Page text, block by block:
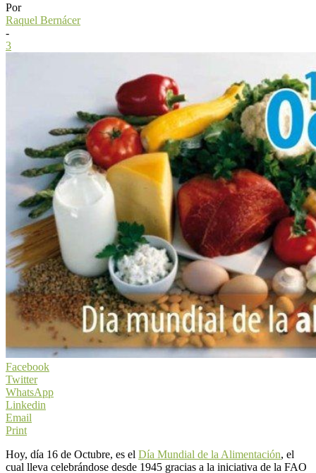
Por
Raquel Bernácer
-
3
Facebook
Twitter
WhatsApp
Linkedin
Email
Print
Hoy, día 16 de Octubre, es el Día Mundial de la Alimentación, el
cual lleva celebrándose desde 1945 gracias a la iniciativa de la FAO